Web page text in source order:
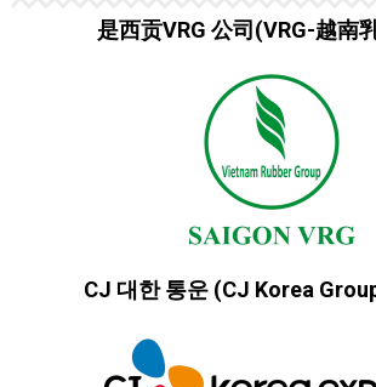
是西贡VRG 公司(VRG-越南
CJ 대한 통운 (CJ Korea